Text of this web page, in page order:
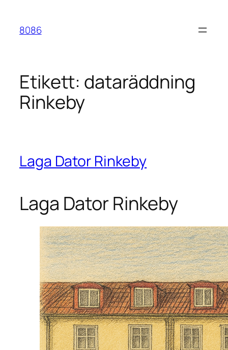
innehåll
8086
Etikett: dataräddning
Rinkeby
Laga Dator Rinkeby
Laga Dator Rinkeby